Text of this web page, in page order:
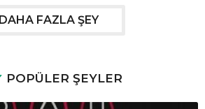
e
DAHA FAZLA ŞEY
POPÜLER ŞEYLER